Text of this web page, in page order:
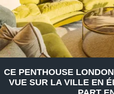
CE PENTHOUSE
VUE SUR LA VILLE EN